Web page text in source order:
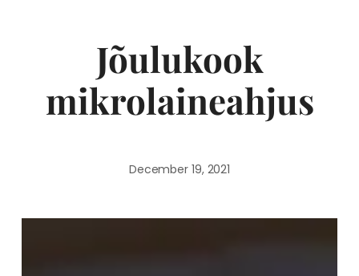
Jõulukook
mikrolaineahjus
December 19, 2021